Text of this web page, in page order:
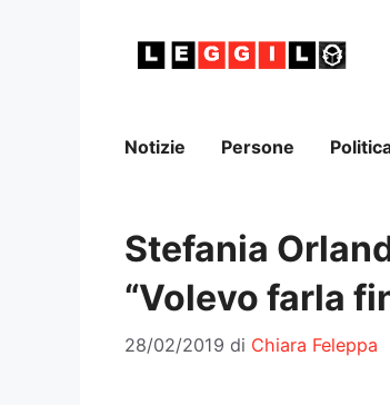
Notizie Persone
Stefania
“Volevo farla
28/02/2019 di Chiara Feleppa